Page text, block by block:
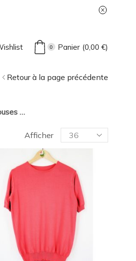
0 Panier (0,00 €)
Retour à la page précédente
…
Afficher